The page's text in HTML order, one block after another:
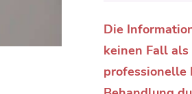
Die
keinen Fall
professionelle